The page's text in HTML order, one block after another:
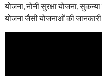
योजना, नोनी सुरक्षा योजना,
योजना जैसी योजनाओं की जानकारी